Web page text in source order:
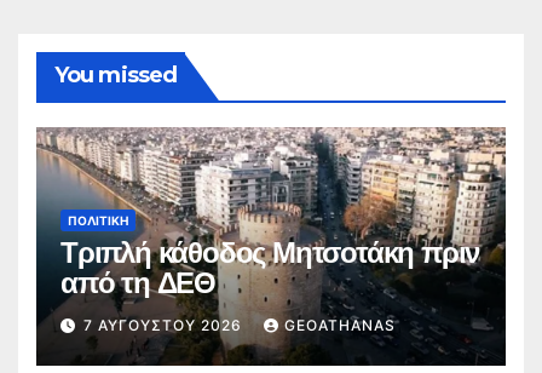
You missed
ΠΟΛΙΤΙΚΉ
Τριπλή κάθοδος Μητσοτάκη πριν
από τη ΔΕΘ
7 ΑΥΓΟΎΣΤΟΥ 2026 GEOATHANAS